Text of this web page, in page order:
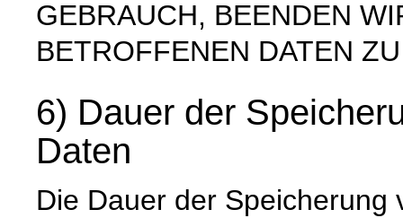
GEBRAUCH, BEENDEN
BETROFFENEN DATEN
6) Dauer der
Daten
Die Dauer der